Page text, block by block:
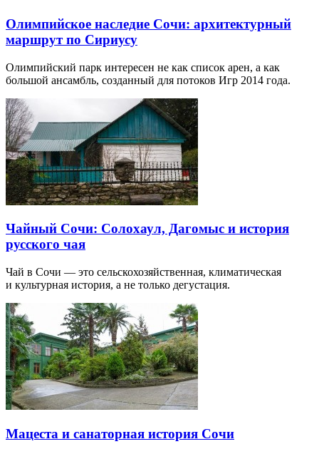
Олимпийское наследие Сочи: архитектурный
маршрут по Сириусу
Олимпийский парк интересен не как список арен, а как
большой ансамбль, созданный для потоков Игр 2014 года.
Чайный Сочи: Солохаул, Дагомыс и история
русского чая
Чай в Сочи — это сельскохозяйственная, климатическая
и культурная история, а не только дегустация.
Мацеста и санаторная история Сочи